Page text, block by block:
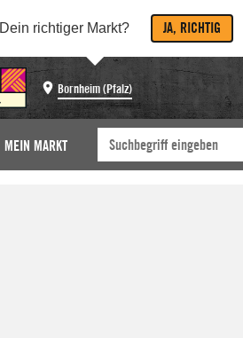
Dein richtiger Markt? JA, RICHTIG
Bornheim (Pfalz)
MEIN MARKT